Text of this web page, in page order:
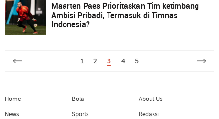
Maarten Paes Prioritaskan Tim ketimbang
Ambisi Pribadi, Termasuk di Timnas
Indonesia?
1 2 3 4 5
Home
News
Bola
Sports
About Us
Redaksi